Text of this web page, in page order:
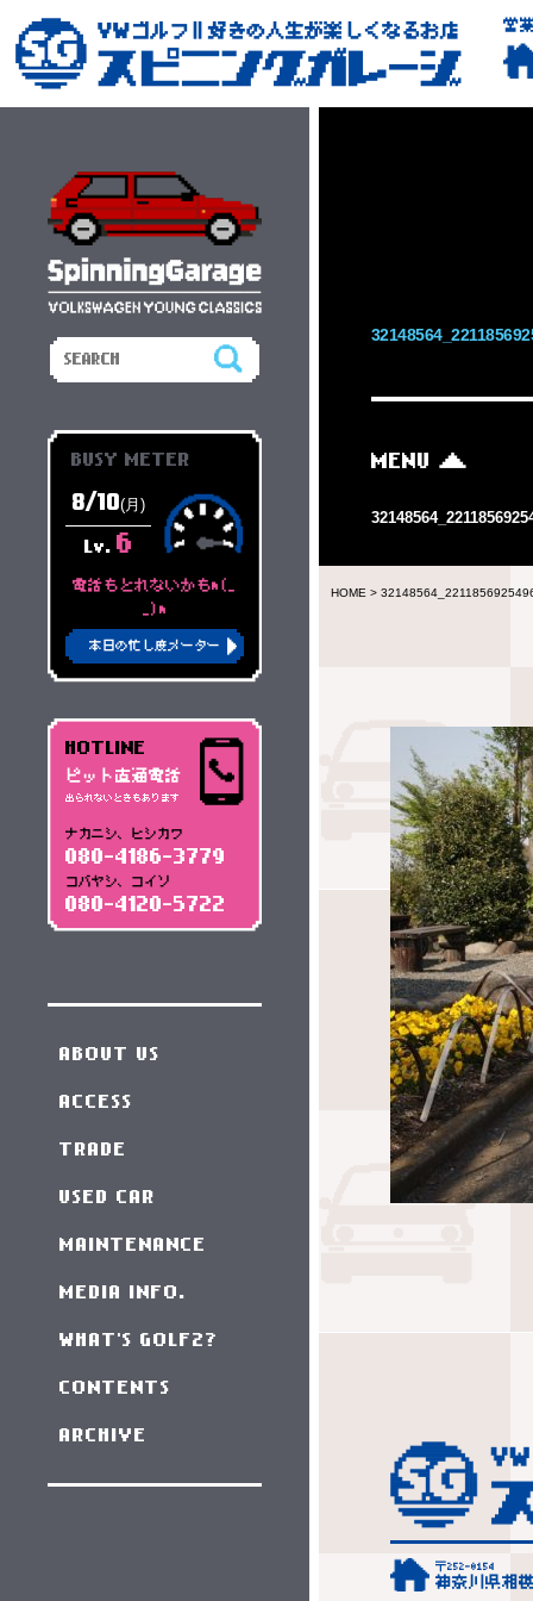
営
MENU
HOME >
〒252-0154
神奈川県相
BUSY METER
8/10(月)
Lv. 6
電話もとれないかもm(_
_)m
本日の忙し度メーター
HOTLINE
ピット直通電話
出られないときもあります
ナカニシ、ヒシカワ
080-4186-3779
コバヤシ、コイソ
080-4120-5722
ABOUT US
ACCESS
TRADE
USED CAR
MAINTENANCE
MEDIA INFO.
WHAT'S GOLF2?
CONTENTS
ARCHIVE